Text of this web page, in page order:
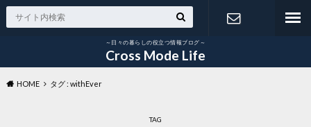
～日々の暮らしの役立つ情報ブログ～
Cross Mode Life
HOME タグ : withEver
TAG